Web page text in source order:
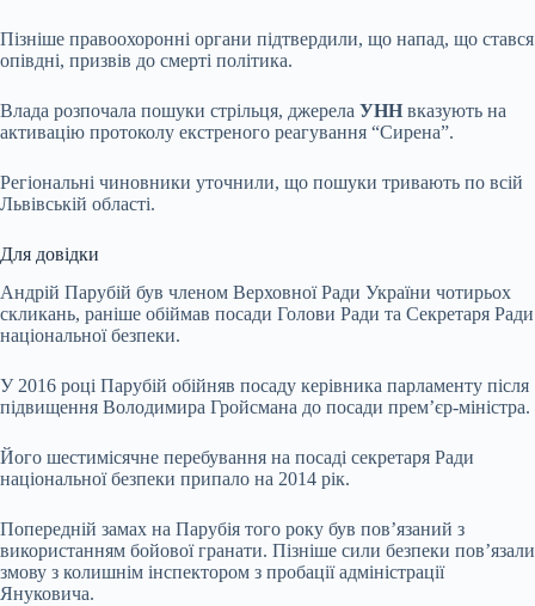
Пізніше правоохоронні органи підтвердили, що напад, що стався
опівдні, призвів до смерті політика.
Влада розпочала пошуки стрільця, джерела УНН вказують на
активацію протоколу екстреного реагування “Сирена”.
Регіональні чиновники уточнили, що пошуки тривають по всій
Львівській області.
Для довідки
Андрій Парубій був членом Верховної Ради України чотирьох
скликань, раніше обіймав посади Голови Ради та Секретаря Ради
національної безпеки.
У 2016 році Парубій обійняв посаду керівника парламенту після
підвищення Володимира Гройсмана до посади прем’єр-міністра.
Його шестимісячне перебування на посаді секретаря Ради
національної безпеки припало на 2014 рік.
Попередній замах на Парубія того року був пов’язаний з
використанням бойової гранати. Пізніше сили безпеки пов’язали
змову з колишнім інспектором з пробації адміністрації
Януковича.